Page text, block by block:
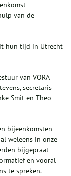
van de
hun tijd in Utrecht
van VORA
secretaris
Smit en Theo
bijeenkomsten
weleens in onze
bijgepraat
en vooral
te spreken.